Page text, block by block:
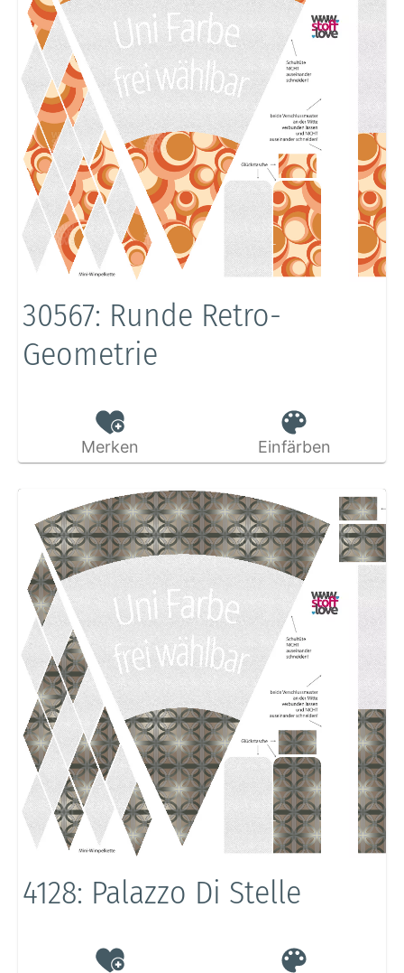
30567: Runde Retro-
Geometrie
Merken Einfärben
4128: Palazzo Di Stelle